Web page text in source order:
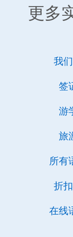
更多
我
签
游
旅
所有
折
在线